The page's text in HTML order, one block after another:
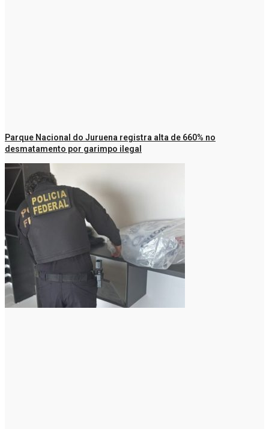
Parque Nacional do Juruena registra alta de 660% no
desmatamento por garimpo ilegal